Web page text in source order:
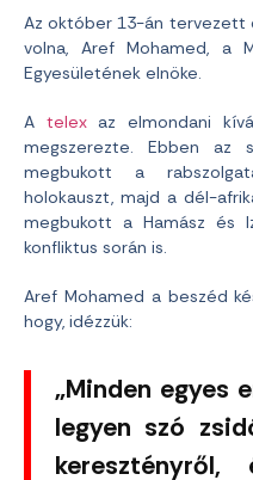
Az október 13-án tervezett
volna, Aref Mohamed, a
Egyesületének elnöke.
A telexaz elmondani
megszerezte. Ebben az
megbukott a
holokauszt, majd a dél-
megbukott a Hamász és
konfliktus során is.
Aref Mohamed a beszéd
hogy, idézzük:
„Minden egyes
legyen szó